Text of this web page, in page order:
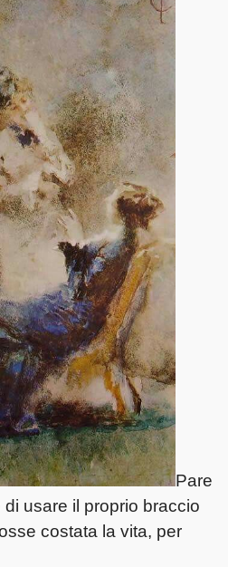
Pare
usare il proprio braccio
costata la vita, per